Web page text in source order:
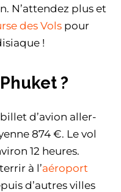
N’attendez plus et
des Vols pour
!
?
d’avion aller-
874 €. Le vol
12 heures.
à l’aéroport
d’autres villes